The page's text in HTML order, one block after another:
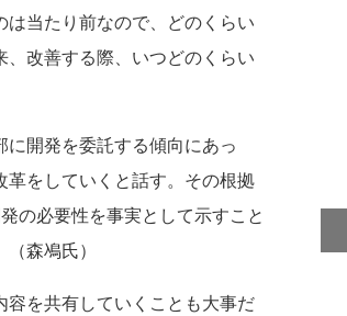
当たり前なので、どのくらい
改善する際、いつどのくらい
開発を委託する傾向にあっ
をしていくと話す。その根拠
の必要性を事実として示すこと
森鳰氏）
を共有していくことも大事だ